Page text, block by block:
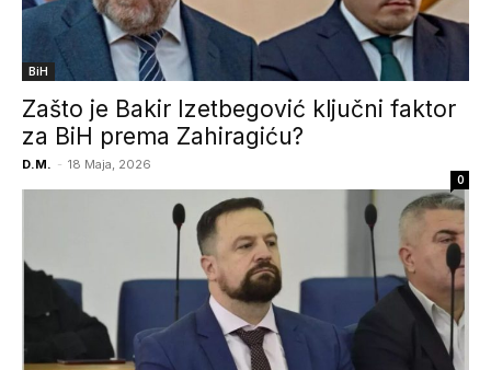
BiH
Zašto je Bakir Izetbegović ključni faktor
za BiH prema Zahiragiću?
D.M. - 18 Maja, 2026
0